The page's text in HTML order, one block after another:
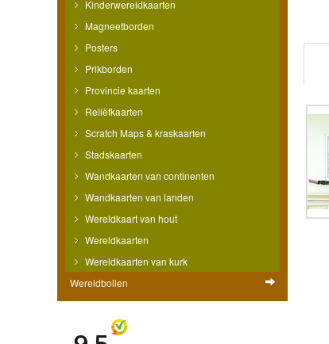
Kinderwereldkaarten
Magneetborden
Posters
Prikborden
Provincie kaarten
Reliëfkaarten
Scratch Maps & kraskaarten
Stadskaarten
Wandkaarten van continenten
Wandkaarten van landen
Wereldkaart van hout
Wereldkaarten
Wereldkaarten van kurk
Wereldbollen